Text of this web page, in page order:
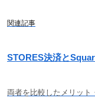
関連記事
STORES決済と
両者を比較したメリット